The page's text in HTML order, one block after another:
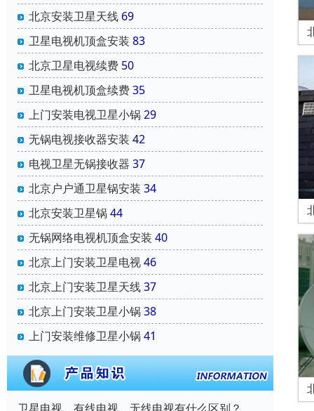
北京安装卫星天线 69
卫星电视机顶盒安装 83
北京卫星电视续费 50
卫星电视机顶盒续费35
上门安装电视卫星小锅 29
无锅电视接收器安装 42
电视卫星无锅接收器 37
北京户户通卫星锅安装 34
北京安装卫星锅 44
无锅网络电视机顶盒安装 40
北京上门安装卫星电视46
北京上门安装卫星天线37
北京上门安装卫星小锅 38
上门安装维修卫星小锅 41